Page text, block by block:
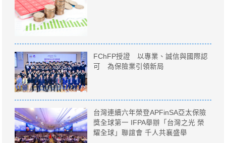
FChFP授證 以專業、誠信與國際認
可 為保險業引領新局
台灣連續六年榮登APFinSA亞太保險
獎全球第一 IFPA舉辦「台灣之光 榮
耀全球」聯誼會 千人共襄盛舉